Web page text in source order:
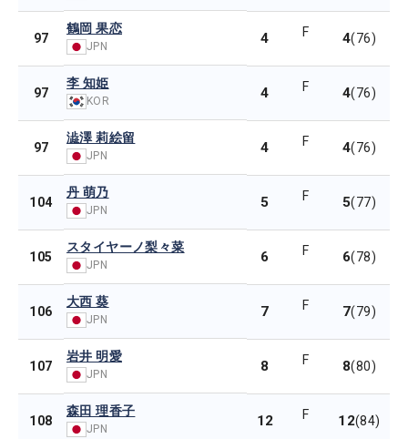
97
鶴岡 果恋
JPN 4 F 4(76)
97
李 知姫
KOR 4 F 4(76)
97
澁澤 莉絵留
JPN 4 F 4(76)
104
丹 萌乃
JPN 5 F 5(77)
105
スタイヤーノ梨々菜
JPN 6 F 6(78)
106
大西 葵
JPN 7 F 7(79)
107
岩井 明愛
JPN 8 F 8(80)
108
森田 理香子
JPN 12 F 12(84)